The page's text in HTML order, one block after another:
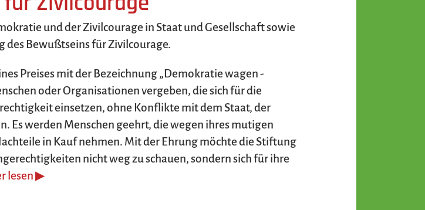
und der Zivilcourage in Staat und Gesellschaft sowie
Bewußtseins für Zivilcourage.
Preises mit der Bezeichnung „Demokratie wagen -
oder Organisationen vergeben, die sich für die
einsetzen, ohne Konflikte mit dem Staat, der
Es werden Menschen geehrt, die wegen ihres mutigen
in Kauf nehmen. Mit der Ehrung möchte die Stiftung
nicht weg zu schauen, sondern sich für ihre
lesen ▶